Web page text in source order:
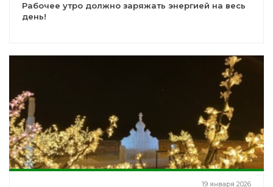
Рабочее утро должно заряжать энергией на весь
день!
19 января 2026